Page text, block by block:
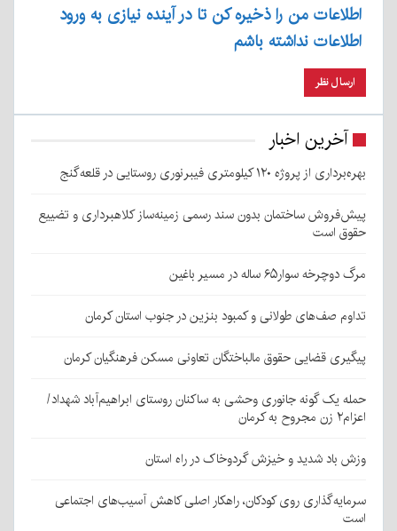
اطلاعات من را ذخیره کن تا در آینده نیازی به ورود
اطلاعات نداشته باشم
آخرین اخبار
بهره‌برداری از پروژه ۱۲۰ کیلومتری فیبرنوری روستایی در قلعه‌گنج
پیش‌فروش ساختمان بدون سند رسمی زمینه‌ساز کلاهبرداری و تضییع
حقوق است
مرگ دوچرخه سوار۶۵ ساله در مسیر باغین
تداوم صف‌های طولانی و کمبود بنزین در جنوب استان کرمان
پیگیری قضایی حقوق مالباختگان تعاونی مسکن فرهنگیان کرمان
حمله یک گونه جانوری وحشی به ساکنان روستای ابراهیم‌آباد شهداد/
اعزام۲ زن مجروح به کرمان
وزش باد شدید و خیزش گردوخاک در راه استان
سرمایه‌گذاری روی کودکان، راهکار اصلی کاهش آسیب‌های اجتماعی
است